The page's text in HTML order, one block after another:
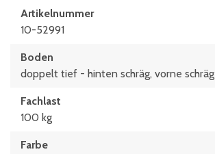
Artikelnummer
10-52991
Boden
doppelt tief - hinten schräg, vorne schräg
Fachlast
100 kg
Farbe